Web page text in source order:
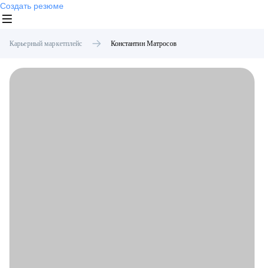
Создать резюме
Карьерный маркетплейс Константин Матросов